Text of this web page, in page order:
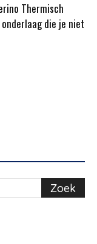
Thermisch
onderlaag die je niet